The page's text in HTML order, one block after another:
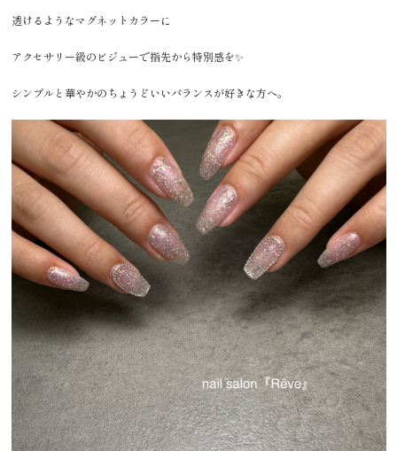
透けるようなマグネットカラーに
アクセサリー級のビジューで指先から特別感を✨
シンプルと華やかのちょうどいいバランスが好きな方へ。